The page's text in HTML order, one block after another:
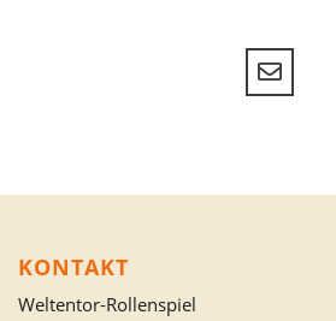
KONTAKT
Weltentor-Rollenspiel